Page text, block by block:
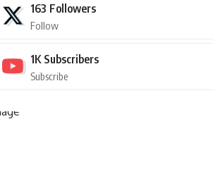
163 Followers
Follow
1K Subscribers
Subscribe